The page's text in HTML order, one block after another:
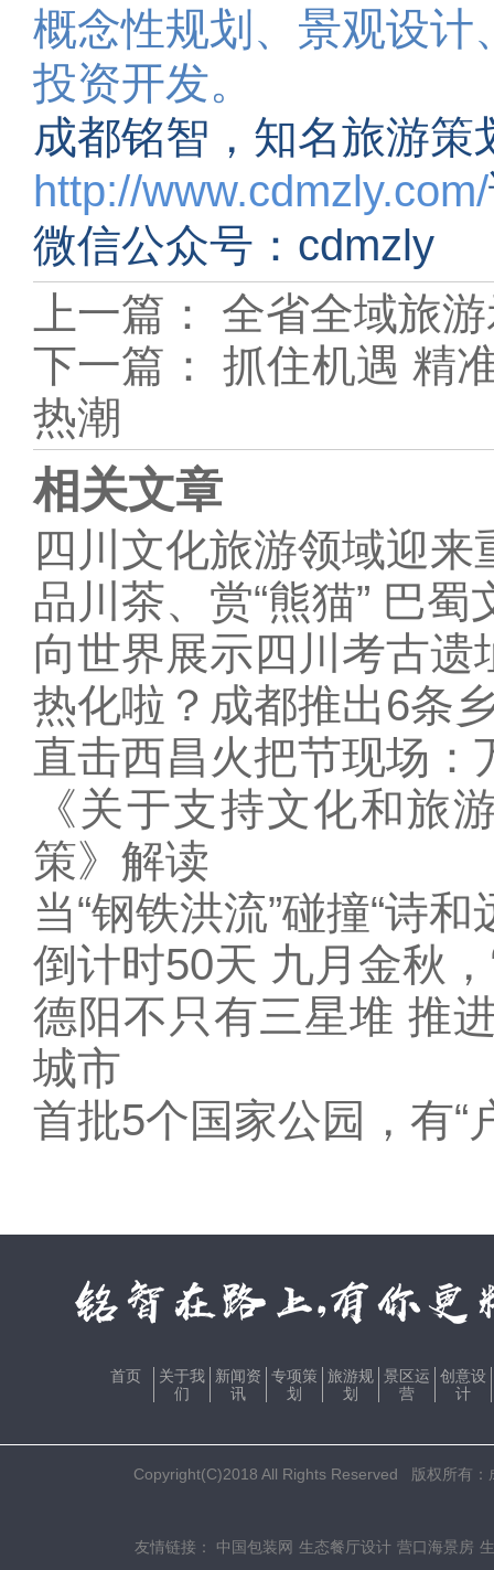
概念性规划、景观设计
投资开发。
成都铭智，知名旅游
http://www.cdmzly.com/
微信公众号：cdmzly
上一篇： 全省全域旅
下一篇：抓住机遇 精
热潮
相关文章
四川文化旅游领域迎来
品川茶、赏“熊猫” 巴
向世界展示四川考古遗
热化啦？成都推出6条
直击西昌火把节现场：
《关于支持文化和旅
策》解读
当“钢铁洪流”碰撞“诗
倒计时50天 九月金秋
德阳不只有三星堆 推
城市
首批5个国家公园，有“
首页
关于我
们
新闻资
讯
专项策
划
旅游规
划
景区运
营
创意设
计
Copyright(C)2018 All Rights Reserved 版权所有
友情链接： 中国包装网 生态餐厅设计 营口海景房